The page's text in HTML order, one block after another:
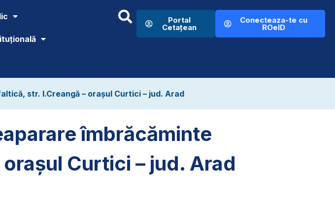
Portal
Cetațean
Conecteaza-te cu
ROeID
str. I.Creangă – orașul Curtici – jud. Arad
îmbrăcăminte
Curtici – jud. Arad